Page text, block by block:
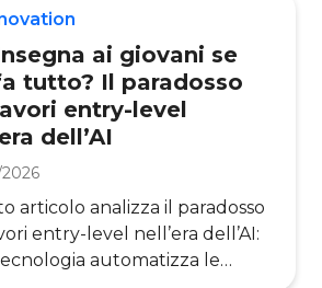
Partendo da una
le grandi trasformazioni
del lavoro che rendono
agire sulle competenze,
i dati di Ricerca
HR Innovation .
(letteralmente
ai giovani se
tutto? Il paradosso
entry-level
dell’AI
articolo analizza il paradosso
entry-level nell’era dell’AI:
automatizza le